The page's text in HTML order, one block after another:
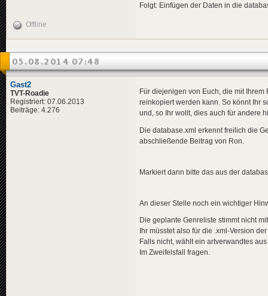
Folgt: Einfügen der Daten in die
Offline
05.08.2014 07:48
Gast2
TVT-Roadie
Registriert: 07.06.2013
Beiträge: 4.276
Für diejenigen von Euch, die mit
reinkopiert werden kann. So könnt Ihr
und, so Ihr wollt, dies auch für andere
Die database.xml erkennt freilich die
abschließende Beitrag von Ron.
Markiert dann bitte das aus der
An dieser Stelle noch ein wichtiger
Die geplante Genreliste stimmt nicht
Ihr müsstet also für die .xml-Version
Falls nicht, wählt ein artverwandtes
Im Zweifelsfall fragen.